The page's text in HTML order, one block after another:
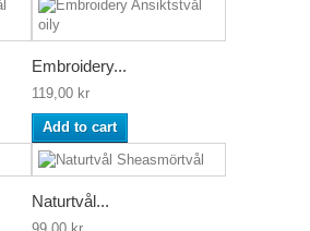
Embroidery...
119,00 kr
Add to cart
Naturtvål...